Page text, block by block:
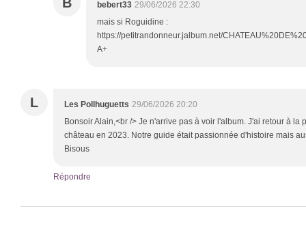
bebert33 29/06/2026 22:30
mais si Roguidine :
https://petitrandonneur.jalbum.net/
A+
L Les Pollhuguetts 29/06/2026 20:20
Bonsoir Alain,<br /> Je n'arrive pas à voir l'album. J'ai retour à la
château en 2023. Notre guide était passionnée d'histoire mais
Bisous
Répondre